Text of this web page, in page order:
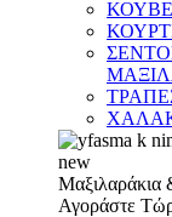
new
Μαξιλαράκια
Αγοράστε